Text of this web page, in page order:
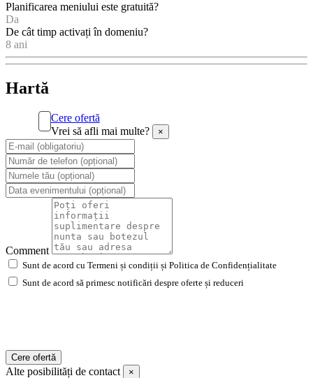
Planificarea meniului este gratuită?
Da
De cât timp activați în domeniu?
8 ani
Hartă
Cere ofertă
Vrei să afli mai multe?
×
Comment
Sunt de acord cu Termeni și condiții și Politica de Confidențialitate
Sunt de acord să primesc notificări despre oferte și reduceri
Cere ofertă
Alte posibilități de contact ×